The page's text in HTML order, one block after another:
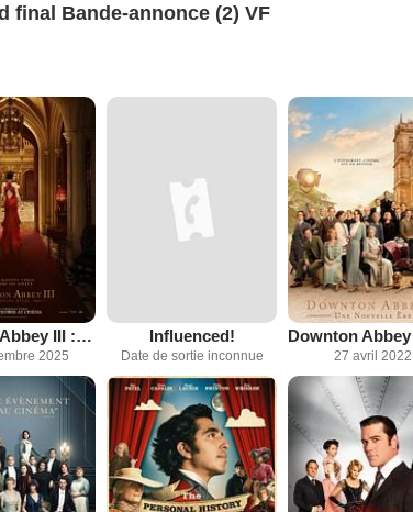
final Bande-annonce (2) VF
Downton Abbey III : le grand final
2025
Influenced!
Date de sortie inconnue 27 avril 2022